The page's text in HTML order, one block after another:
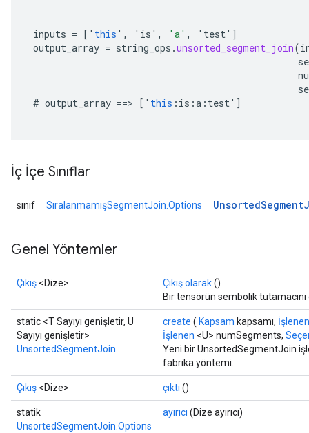
inputs = [ ' this ' , ' is ' , 'a' , ' test' ]
output_array = string_ops .unsorted_segment_join(
# output_array ==> [ ' this : is :a : test' ]
İç İçe Sınıflar
sınıf SıralanmamışSegmentJoin.Options UnsortedSegment
Genel Yöntemler
Çıkış <Dize> Çıkış olarak()
Bir tensörün sembolik
static <T Sayıyı genişletir, U
Sayıyı genişletir>
UnsortedSegmentJoin
create ( Kapsam kapsamı, İşlenen
İşlenen <U> numSegments,
Yeni bir UnsortedSegmentJoin
fabrika yöntemi.
Çıkış <Dize> çıktı ()
statik
UnsortedSegmentJoin.Options
ayırıcı (Dize ayırıcı)